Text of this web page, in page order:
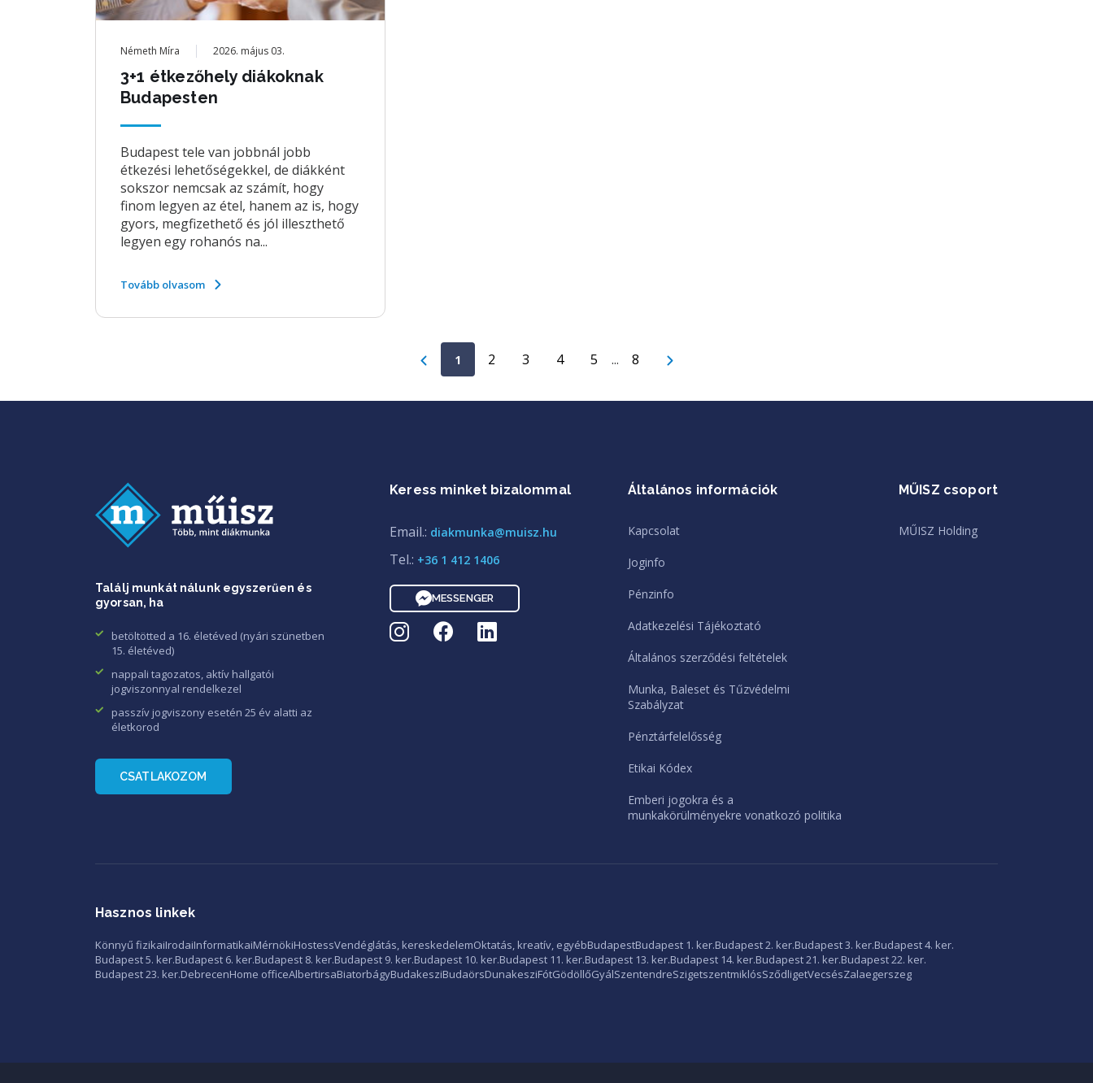
Németh Míra 2026. május 03.
3+1 étkezőhely diákoknak
Budapesten
Budapest tele van jobbnál jobb
étkezési lehetőségekkel, de diákként
sokszor nemcsak az számít, hogy
finom legyen az étel, hanem az is, hogy
gyors, megfizethető és jól illeszthető
legyen egy rohanós na...
Tovább olvasom
1 2 3 4 5 ... 8
Találj munkát nálunk egyszerűen és
gyorsan, ha
betöltötted a 16. életéved (nyári szünetben
15. életéved)
nappali tagozatos, aktív hallgatói
jogviszonnyal rendelkezel
passzív jogviszony esetén 25 év alatti az
életkorod
CSATLAKOZOM
Keress minket bizalommal
Email.: diakmunka@muisz.hu
Tel.: +36 1 412 1406
MESSENGER
Általános információk
Kapcsolat
Joginfo
Pénzinfo
Adatkezelési Tájékoztató
Általános szerződési feltételek
Munka, Baleset és Tűzvédelmi
Szabályzat
Pénztárfelelősség
Etikai Kódex
Emberi jogokra és a
munkakörülményekre vonatkozó politika
MŰISZ csoport
MŰISZ Holding
Hasznos linkek
Könnyű fizikaiIrodaiInformatikaiMérnökiHostessVendéglátás, kereskedelemOktatás, kreatív, egyébBudapestBudapest 1. ker.Budapest 2. ker.Budapest 3. ker.Budapest 4. ker.
Budapest 5. ker.Budapest 6. ker.Budapest 8. ker.Budapest 9. ker.Budapest 10. ker.Budapest 11. ker.Budapest 13. ker.Budapest 14. ker.Budapest 21. ker.Budapest 22. ker.
Budapest 23. ker.DebrecenHome officeAlbertirsaBiatorbágyBudakesziBudaörsDunakesziFótGödöllőGyálSzentendreSzigetszentmiklósSződligetVecsésZalaegerszeg